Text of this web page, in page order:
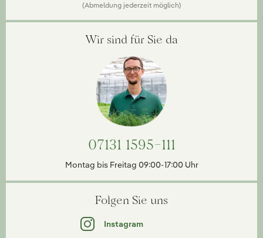
(Abmeldung jederzeit möglich)
Wir sind für Sie da
07131 1595-111
Montag bis Freitag 09:00-17:00 Uhr
Folgen Sie uns
Instagram